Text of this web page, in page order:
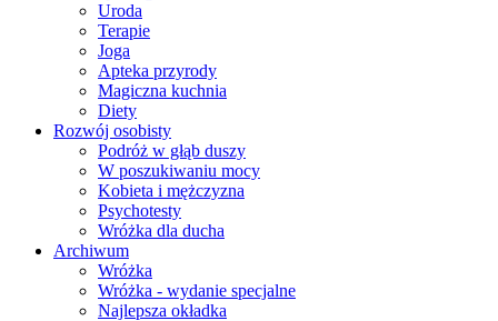
Uroda
Terapie
Joga
Apteka przyrody
Magiczna kuchnia
Diety
Rozwój osobisty
Podróż w głąb duszy
W poszukiwaniu mocy
Kobieta i mężczyzna
Psychotesty
Wróżka dla ducha
Archiwum
Wróżka
Wróżka - wydanie specjalne
Najlepsza okładka